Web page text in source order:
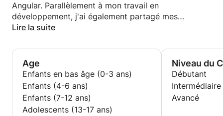
Angular. Parallèlement à mon travail en
développement, j'ai également partagé mes
connaissances en tant qu'enseignant, transmettant
programmation Java à d'autres passionnés de
l'informatique. Cette expérience m'a permis de
combiner ma passion pour la création de logiciels
avec le plaisir d'enseigner et de guider d'autres
personnes dans leur parcours technologique.
Lire la suite
Age
Enfants en bas âge (0-3 ans)
Enfants (4-6 ans)
Enfants (7-12 ans)
Adolescents (13-17 ans)
Niveau du
Débutant
Intermédiaire
Avancé